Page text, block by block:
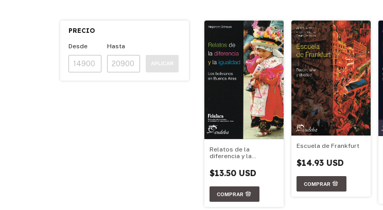
PRECIO
Desde Hasta
APLICAR
Relatos de la
diferencia y la
$13.50 USD
Escuela de Frankfurt
$14.93 USD